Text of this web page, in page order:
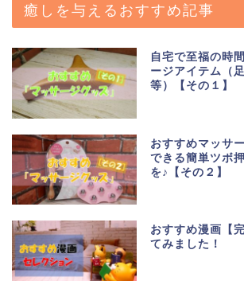
癒しを与えるおすすめ記事
自宅で至福の時
ージアイテム（
等）【その１】
おすすめマッサ
できる簡単ツボ
を♪【その２】
おすすめ漫画【
てみました！